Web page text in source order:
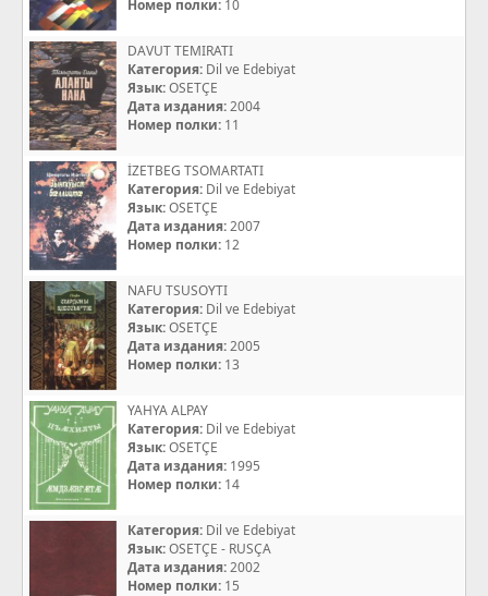
Номер полки: 10
DAVUT TEMIRATI
Категория: Dil ve Edebiyat
Язык:OSETÇE
Дата издания:2004
Номер полки: 11
İZETBEG TSOMARTATI
Категория: Dil ve Edebiyat
Язык:OSETÇE
Дата издания:2007
Номер полки: 12
NAFU TSUSOYTI
Категория: Dil ve Edebiyat
Язык:OSETÇE
Дата издания:2005
Номер полки: 13
YAHYA ALPAY
Категория: Dil ve Edebiyat
Язык:OSETÇE
Дата издания: 1995
Номер полки: 14
Категория: Dil ve Edebiyat
Язык:OSETÇE - RUSÇA
Дата издания:2002
Номер полки: 15